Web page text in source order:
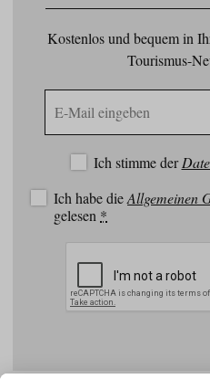
Kostenlos und bequem in
Tourismus-
Mail
Ich stimme der
Ich habe dieAllgemeinen
gelesen *